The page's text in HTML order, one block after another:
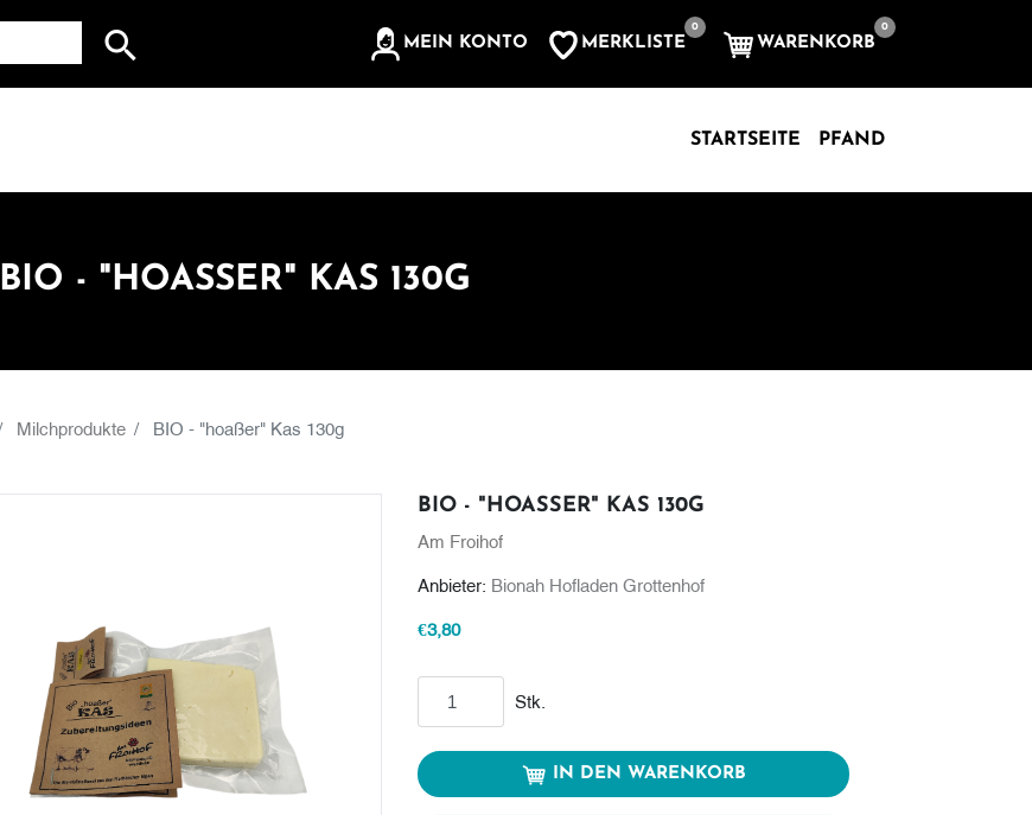
Suche nach: Zum Beispiel Wein, Fleisch, Keramik, Holz, etc...
MEIN KONTO MERKLISTE
0
WARENKORB
0
STARTSEITE PFAND
BIO - "HOASSER" KAS 130G
Milchprodukte BIO - "hoaßer" Kas 130g
BIO - "HOASSER" KAS 130G
Am Froihof
Anbieter: Bionah Hofladen Grottenhof
€3,80
Stk.
IN DEN WARENKORB